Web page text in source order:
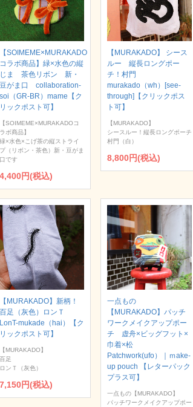
【SOIMEME×MURAKADO
コラボ商品】緑×水色の縦
じま 茶色リボン 新・
豆がま口 collaboration-
soi（GR-BR）mame【ク
リックポスト可】
【SOIMEME×MURAKADOコ
ラボ商品】
緑×水色×こげ茶の縦ストライ
プ（リボン・茶色）新・豆がま
口です
4,400円(税込)
【MURAKADO】 シース
ルー 縦長ロングポー
チ！村門
murakado（wh）[see-
through]【クリックポス
ト可】
【MURAKADO】
シースルー！縦長ロングポーチ
村門（白）
8,800円(税込)
【MURAKADO】新柄！
百足（灰色）ロンＴ
LonT-mukade（hai）【ク
リックポスト可】
【MURAKADO】
百足
ロンＴ（灰色）
7,150円(税込)
一点もの
【MURAKADO】パッチ
ワークメイクアップポー
チ 虚舟×ビッグフット×
巾着×松
Patchwork(ufo）｜ｍake-
up pouch 【レターパック
プラス可】
一点もの【MURAKADO】
パッチワークメイクアップポー